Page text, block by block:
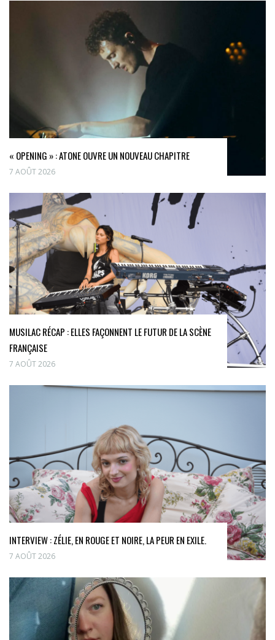
« OPENING » : ATONE OUVRE UN NOUVEAU CHAPITRE
7 AOÛT 2026
MUSILAC RÉCAP : ELLES FAÇONNENT LE FUTUR DE LA SCÈNE
FRANÇAISE
7 AOÛT 2026
INTERVIEW : ZÉLIE, EN ROUGE ET NOIRE, LA PEUR EN EXILE.
7 AOÛT 2026